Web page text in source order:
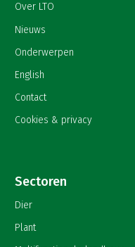
Over LTO
Nieuws
Onderwerpen
English
Contact
Cookies & privacy
Sectoren
Dier
Plant